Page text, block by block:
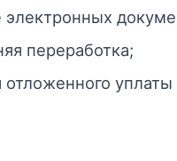
переработка;
уплаты